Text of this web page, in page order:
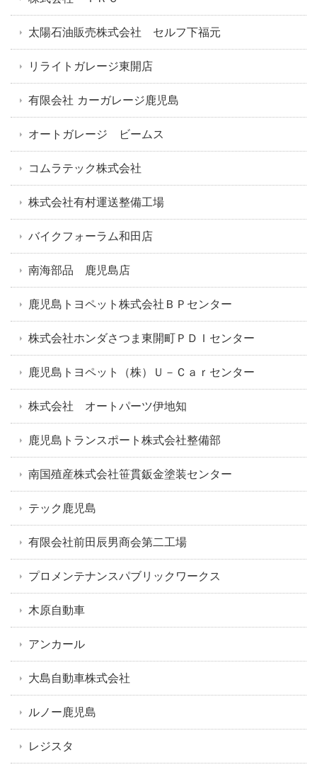
太陽石油販売株式会社 セルフ下福元
リライトガレージ東開店
有限会社 カーガレージ鹿児島
オートガレージ ビームス
コムラテック株式会社
株式会社有村運送整備工場
バイクフォーラム和田店
南海部品 鹿児島店
鹿児島トヨペット株式会社ＢＰセンター
株式会社ホンダさつま東開町ＰＤＩセンター
鹿児島トヨペット（株）Ｕ－Ｃａｒセンター
株式会社 オートパーツ伊地知
鹿児島トランスポート株式会社整備部
南国殖産株式会社笹貫鈑金塗装センター
テック鹿児島
有限会社前田辰男商会第二工場
プロメンテナンスパブリックワークス
木原自動車
アンカール
大島自動車株式会社
ルノー鹿児島
レジスタ